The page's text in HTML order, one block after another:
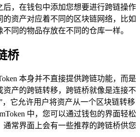
后，在钱包中添加您想要进行跨链操作
的资产对应着不同的区块链网络，比如
同的物品存放在不同的仓库一样。
桥
本身并不直接提供跨链功能，而是
资产的跨链转移，跨链桥就像是连接不
，它允许用户将资产从一个区块链转移
中，您可以通过钱包的界面轻松
通常界面上会有一些推荐的跨链桥供您